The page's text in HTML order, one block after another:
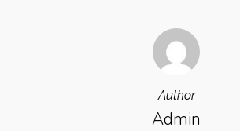
Author
Admin